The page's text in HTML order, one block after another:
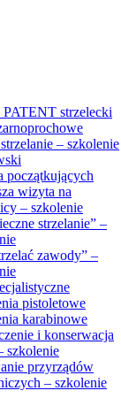
PATENT strzelecki
– szkolenie
początkujących
wizyta na
– szkolenie
strzelanie” –
zawody” –
pistoletowe
karabinowe
i konserwacja
szkolenie
przyrządów
– szkolenie